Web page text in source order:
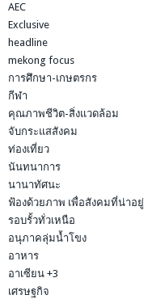
AEC
Exclusive
headline
mekong focus
การศึกษา-เกษตรกร
กีฬา
คุณภาพชีวิต-สิ่งแวดล้อม
จับกระแสสังคม
ท่องเที่ยว
นันทนาการ
นานาทัศนะ
ฟ้องด้วยภาพ เพื่อสังคมที่น่าอยู่
รอบรั้วทั่วเหนือ
อนุภาคลุ่มน้ำโขง
อาหาร
อาเซียน +3
เศรษฐกิจ